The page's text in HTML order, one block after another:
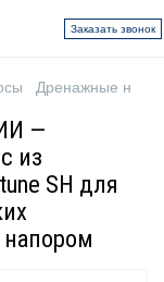
Заказать звонок
Дренажные
—
из
SH для